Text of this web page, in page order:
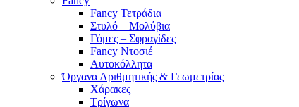
Fancy Τετράδια
Στυλό – Μολύβια
Γόμες – Σφραγίδες
Fancy Ντοσιέ
Αυτοκόλλητα
Όργανα Αριθμητικής & Γεωμετρίας
Χάρακες
Τρίγωνα